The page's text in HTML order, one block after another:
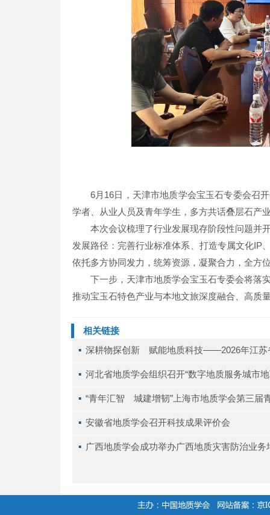
6月16日，天津市地质学会宝玉石专委会召
学者、从业人员及青年学生，多方共话叠层石产
本次会议梳理了行业发展现存阶段性问题并
发展路径：完善行业标准体系、打造专属文化IP
依托多方协同发力，统筹资源，凝聚合力，全方
下一步，天津市地质学会宝玉石专委会将落
推动宝玉石特色产业与本地文旅深度融合、高质
相关链接
▪ 深耕物探创新 赋能地质科技——2026年江苏
▪ 河北省地质学会组织召开“数字地质服务城市
▪ “青年汇智 城建增韧”上海市地质学会第三届
▪ 安徽省地质学会召开科技成果评价会
▪ 广西地质学会成功举办广西地质灾害防治业务